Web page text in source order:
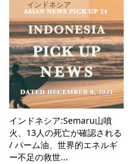
インドネシア
インドネシア:Semaru山噴
火、13人の死亡が確認される
/ パーム油、世界的エネルギ
ー不足の救世...